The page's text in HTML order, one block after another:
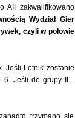
AII zakwalifikowano
Wydział Gier
czyli w połowie
Jeśli Lotnik zostanie
6. Jeśli do grupy II -
trzymano się